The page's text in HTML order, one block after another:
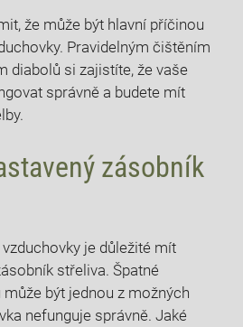
že může být hlavní příčinou
Pravidelným čištěním
diabolů si zajistíte, že vaše
správně a budete mít
zásobník
je důležité mít
střeliva. Špatné
být jednou z možných
nefunguje správně. Jaké